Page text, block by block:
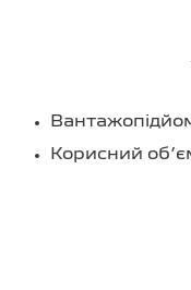
Корисний